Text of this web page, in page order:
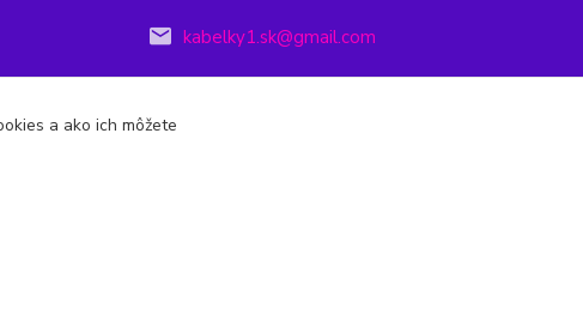
kabelky1.sk@gmail.com
a ako ich môžete